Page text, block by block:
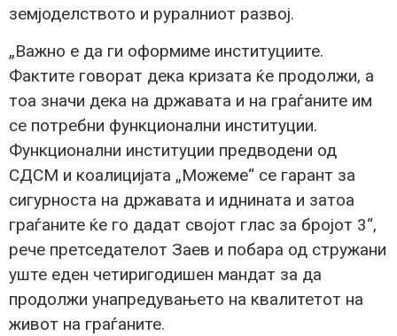
земјоделството и руралниот развој.
„Важно е да ги оформиме институциите.
Фактите говорат дека кризата ќе продолжи, а
тоа значи дека на државата и на граѓаните им
се потребни функционални институции.
Функционални институции предводени од
СДСМ и коалицијата „Можеме“ се гарант за
сигурноста на државата и иднината и затоа
граѓаните ќе го дадат својот глас за бројот 3“,
рече претседателот Заев и побара од стружани
уште еден четиригодишен мандат за да
продолжи унапредувањето на квалитетот на
живот на граѓаните.